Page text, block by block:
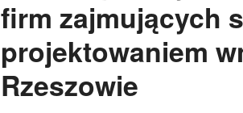
firm zajmujących
projektowaniem
Rzeszowie